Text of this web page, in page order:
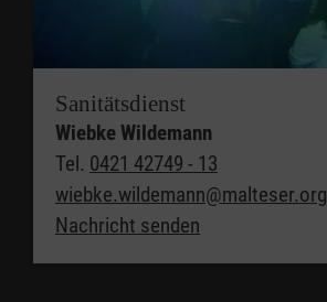
Sanitätsdienst
Wiebke Wildemann
Tel. 0421 42749 - 13
wiebke.wildemann@malteser.org
Nachricht senden